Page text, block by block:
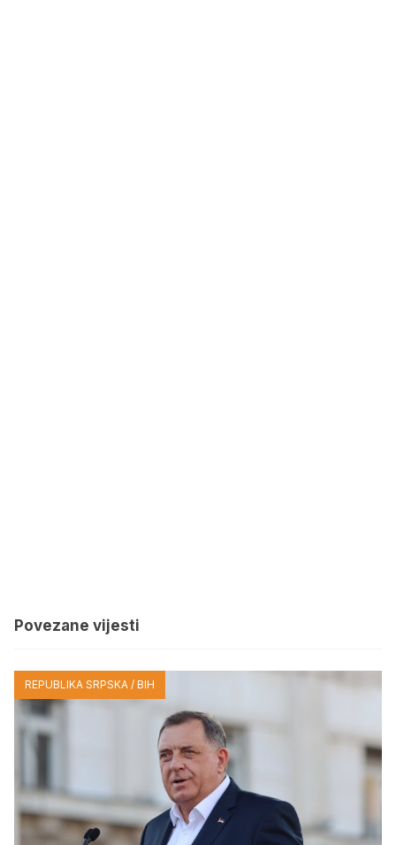
Povezane vijesti
REPUBLIKA SRPSKA / BIH